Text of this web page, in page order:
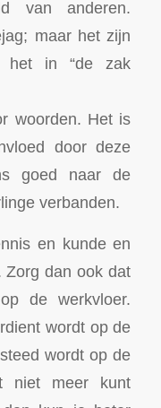
van anderen.
maar het zijn
het in “de zak
woorden. Het is
door deze
goed naar de
verbanden.
en kunde en
Zorg dan ook dat
de werkvloer.
wordt op de
wordt op de
niet meer kunt